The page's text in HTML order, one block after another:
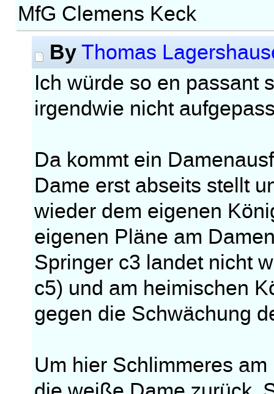
MfG Clemens Keck
By Thomas
Ich würde so en passant
irgendwie nicht
Da kommt ein
Dame erst abseits stellt
wieder dem eigenen
eigenen Pläne am
Springer c3 landet nicht
c5) und am heimischen
gegen die Schwächung
Um hier Schlimmeres